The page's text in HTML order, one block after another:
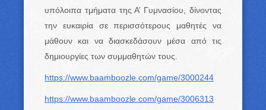
υπόλοιπα τμήματα της Α’ Γυμνασίου, δίνοντας
την ευκαιρία σε περισσότερους μαθητές να
μάθουν και να διασκεδάσουν μέσα από τις
δημιουργίες των συμμαθητών τους.
https://www.baamboozle.com/game/3000244
https://www.baamboozle.com/game/3006313